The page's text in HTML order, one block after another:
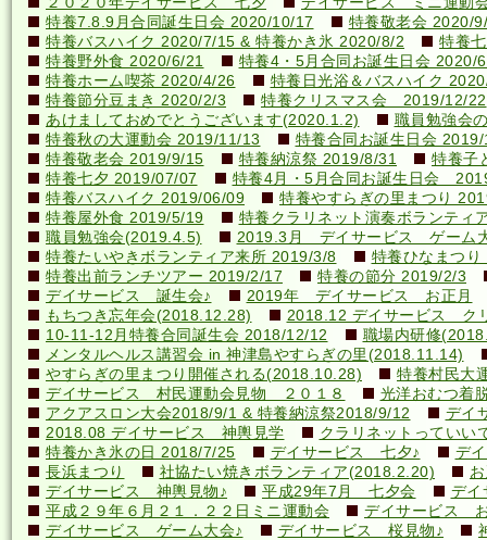
特養7.8.9月合同誕生日会 2020/10/17
特養敬老会 2020/
特養バスハイク 2020/7/15 & 特養かき氷 2020/8/2
特養
特養野外食 2020/6/21
特養4・5月合同お誕生日会 2020/
特養ホーム喫茶 2020/4/26
特養日光浴＆バスハイク
特養節分豆まき 2020/2/3
特養クリスマス会 2019/12/22
あけましておめでとうございます(2020.1.2)
職員勉強会
特養秋の大運動会 2019/11/13
特養合同お誕生日会
特養敬老会 2019/9/15
特養納涼祭 2019/8/31
特養子
特養七夕 2019/07/07
特養4月・5月合同お誕生日会
特養バスハイク 2019/06/09
特養やすらぎの里まつり
特養屋外食 2019/5/19
特養クラリネット演奏ボランティ
職員勉強会(2019.4.5)
2019.3月 デイサービス ゲーム
特養たいやきボランティア来所 2019/3/8
特養ひなまつ
特養出前ランチツアー 2019/2/17
特養の節分 2019/2/3
デイサービス 誕生会♪
2019年 デイサービス お正月
もちつき忘年会(2018.12.28)
2018.12 デイサービス ク
10-11-12月特養合同誕生会 2018/12/12
職場内研修
メンタルヘルス講習会 in 神津島やすらぎの里(2018.11.14)
やすらぎの里まつり開催される(2018.10.28)
特養村民大
デイサービス 村民運動会見物 ２０１８
光洋おむつ着
アクアスロン大会2018/9/1 & 特養納涼祭2018/9/12
デイ
2018.08 デイサービス 神輿見学
クラリネットってい
特養かき氷の日 2018/7/25
デイサービス 七夕♪
デ
長浜まつり
社協たい焼きボランティア(2018.2.20)
デイサービス 神輿見物♪
平成29年7月 七夕会
デイ
平成２９年６月２１．２２日ミニ運動会
デイサービス
デイサービス ゲーム大会♪
デイサービス 桜見物♪